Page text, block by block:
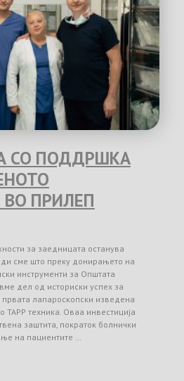
СО ПОДДРШКА
ПРИЛЕП
за заедницата останува
сме што преку донирањето на
инструменти за Општата
дел од историски успех за
лапароскопски изведена
TAPP техника. Оваа инвестиција
заштита, пократок болнички
на пациентите …